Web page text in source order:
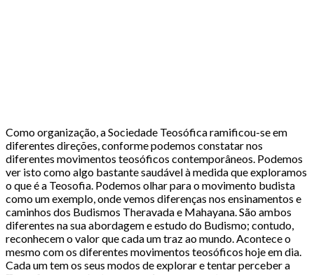
Como organização, a Sociedade Teosófica ramificou-se em
diferentes direções, conforme podemos constatar nos
diferentes movimentos teosóficos contemporâneos. Podemos
ver isto como algo bastante saudável à medida que exploramos
o que é a Teosofia. Podemos olhar para o movimento budista
como um exemplo, onde vemos diferenças nos ensinamentos e
caminhos dos Budismos Theravada e Mahayana. São ambos
diferentes na sua abordagem e estudo do Budismo; contudo,
reconhecem o valor que cada um traz ao mundo. Acontece o
mesmo com os diferentes movimentos teosóficos hoje em dia.
Cada um tem os seus modos de explorar e tentar perceber a